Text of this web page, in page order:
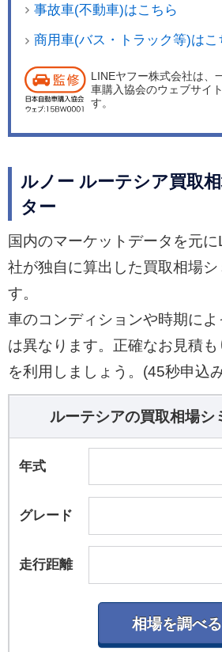
事故車(不動車)はこちら
商用車(バス・トラック等)はこ
LINEヤフー株式会社は、
車購入協会のウェブサイ
す。
ルノー ルーテシア買取
ター
国内のマーケットデータを元
社が独自に算出した買取相場
す。
車のコンディションや時期に
は異なります。正確なお見積
を利用しましょう。(45秒申込
ルーテシアの買取相場シ
年式
グレード
走行距離